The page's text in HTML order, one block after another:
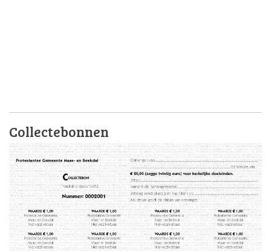
Collectebonnen